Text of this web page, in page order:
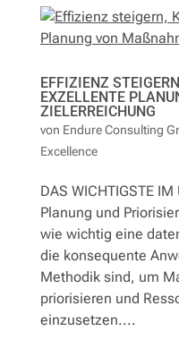
EFFIZIENZ
EXZELLENTE
IELERREICHUNG
von Endure Consulting
Excellence
DAS WICHTIGSTE
Planung und
wie wichtig eine
die konsequente
Methodik sind, um
priorisieren und
einzusetzen....